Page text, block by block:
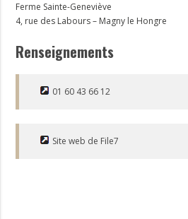
Ferme Sainte-Geneviève
4, rue des Labours – Magny le Hongre
Renseignements
01 60 43 66 12
Site web de File7